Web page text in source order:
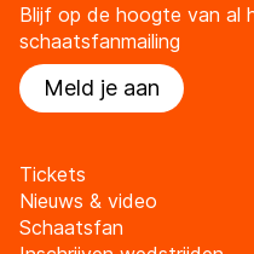
Blijf op de hoogte van al
schaatsfanmailing
Meld je aan
Tickets
Nieuws & video
Schaatsfan